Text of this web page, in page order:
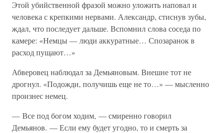
Этой убийственной фразой можно уложить наповал и
человека с крепкими нервами. Александр, стиснув зубы,
ждал, что последует дальше. Вспомнил слова соседа по
камере: «Немцы — люди аккуратные… Спозаранок в
расход пущают…»
Абверовец наблюдал за Демьяновым. Внешне тот не
дрогнул. «Подожди, получишь еще не то…» — мысленно
произнес немец.
— Все под богом ходим, — смиренно говорил
Демьянов. — Если ему будет угодно, то и смерть за